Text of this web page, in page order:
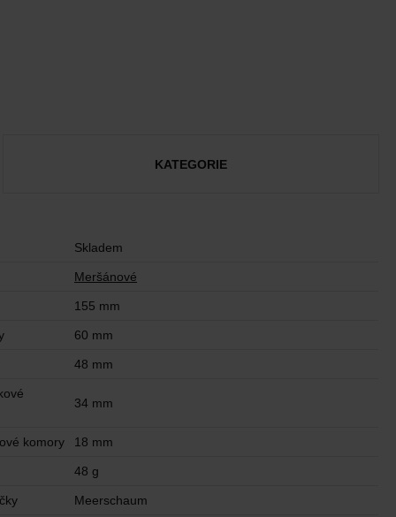
KATEGORIE
Skladem
Meršánové
155 mm
60 mm
48 mm
34 mm
komory 18 mm
48 g
Meerschaum